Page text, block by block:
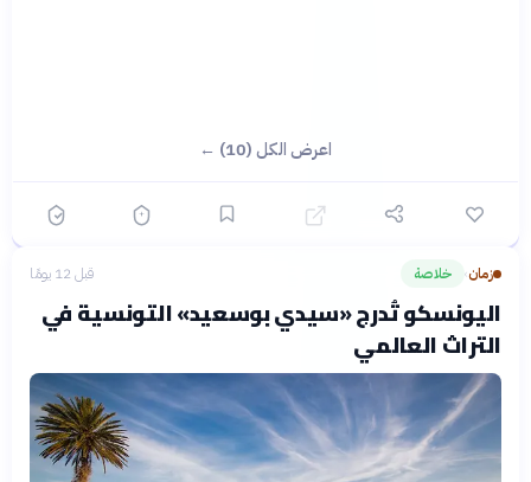
اعرض الكل (10) ←
زمان› خلاصة قبل 12 يومًا
اليونسكو تُدرج «سيدي بوسعيد» التونسية في
التراث العالمي